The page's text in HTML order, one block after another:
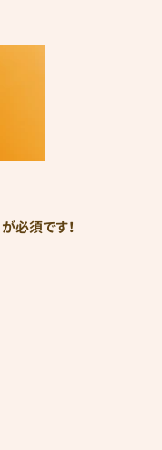
が必須です！